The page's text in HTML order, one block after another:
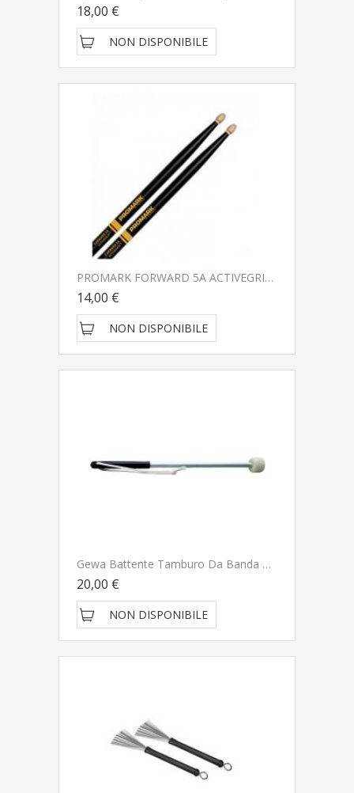
18,00 €
NON DISPONIBILE
PROMARK FORWARD 5A ACTIVEGRIP ACORN
14,00 €
NON DISPONIBILE
Gewa Battente Tamburo Da Banda Marching 092
20,00 €
NON DISPONIBILE